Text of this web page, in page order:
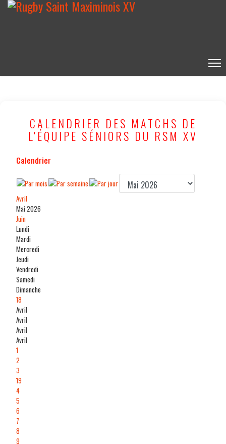
CALENDRIER DES MATCHS DE
L'ÉQUIPE SÉNIORS DU RSM XV
Calendrier
Avril
Mai 2026
Juin
Lundi
Mardi
Mercredi
Jeudi
Vendredi
Samedi
Dimanche
18
Avril
Avril
Avril
Avril
1
2
3
19
4
5
6
7
8
9